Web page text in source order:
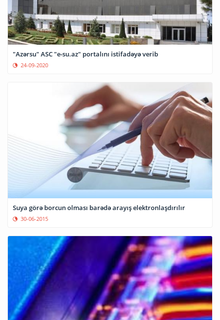
"Azərsu" ASC "e-su.az" portalını istifadəyə verib
24-09-2020
Suya görə borcun olması barədə arayış elektronlaşdırılır
30-06-2015